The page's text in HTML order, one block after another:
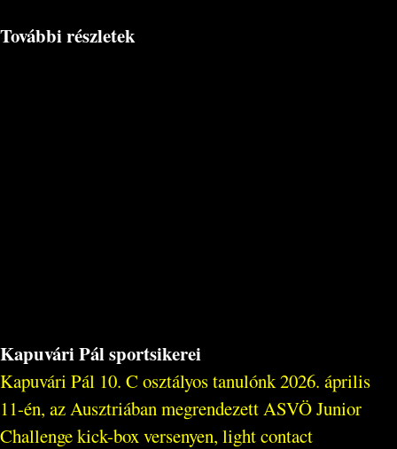
További részletek
Kapuvári Pál sportsikerei
Kapuvári Pál 10. C osztályos tanulónk 2026. április
11-én, az Ausztriában megrendezett ASVÖ Junior
Challenge kick-box versenyen, light contact